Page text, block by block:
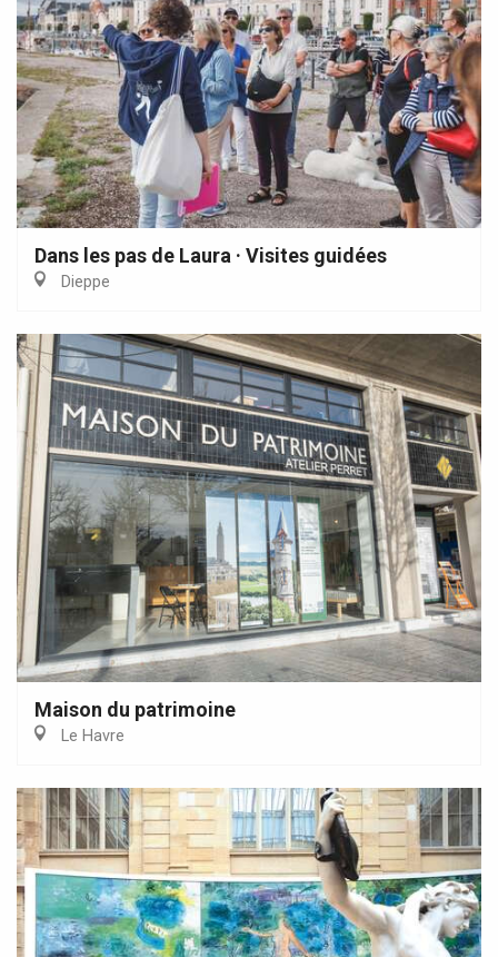
Dans les pas de Laura · Visites guidées
Dieppe
Maison du patrimoine
Le Havre